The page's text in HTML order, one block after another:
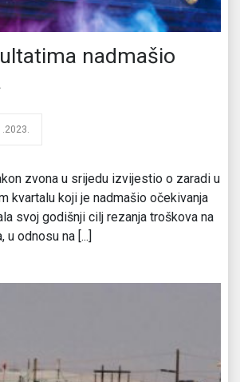
nadmašio
zvona u srijedu izvijestio o zaradi u
kvartalu koji je nadmašio očekivanja
svoj godišnji cilj rezanja troškova na
u odnosu na [...]